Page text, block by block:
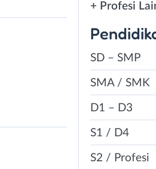
+ Profesi
SD – SMP
SMA / SMK
D1 – D3
S1 / D4
S2 / Profesi